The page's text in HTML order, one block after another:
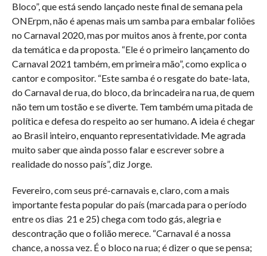
Bloco”, que está sendo lançado neste final de semana pela
ONErpm, não é apenas mais um samba para embalar foliões
no Carnaval 2020, mas por muitos anos à frente, por conta
da temática e da proposta. “Ele é o primeiro lançamento do
Carnaval 2021 também, em primeira mão”, como explica o
cantor e compositor. “Este samba é o resgate do bate-lata,
do Carnaval de rua, do bloco, da brincadeira na rua, de quem
não tem um tostão e se diverte. Tem também uma pitada de
política e defesa do respeito ao ser humano. A ideia é chegar
ao Brasil inteiro, enquanto representatividade. Me agrada
muito saber que ainda posso falar e escrever sobre a
realidade do nosso país”, diz Jorge.
Fevereiro, com seus pré-carnavais e, claro, com a mais
importante festa popular do país (marcada para o período
entre os dias 21 e 25) chega com todo gás, alegria e
descontração que o folião merece. “Carnaval é a nossa
chance, a nossa vez. É o bloco na rua; é dizer o que se pensa;